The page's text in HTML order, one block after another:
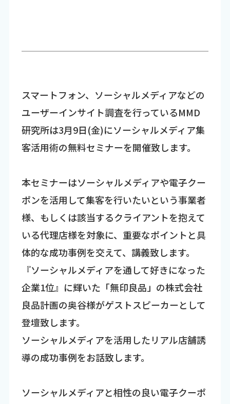
スマートフォン、ソーシャルメディアなどの
ユーザーインサイト調査を行っているMMD
研究所は3月9日(金)にソーシャルメディア集
客活用術の無料セミナーを開催致します。
本セミナーはソーシャルメディアや電子クー
ポンを活用して集客を行いたいという事業者
様、もしくは該当するクライアントを抱えて
いる代理店様を対象に、重要なポイントと具
体的な成功事例を交えて、講義致します。
『ソーシャルメディアを通して好きになった
企業1位』に輝いた「無印良品」の株式会社
良品計画の奥谷様がゲストスピーカーとして
登壇致します。
ソーシャルメディアを活用したリアル店舗誘
導の成功事例をお話致します。
ソーシャルメディアと相性の良い電子クーポ